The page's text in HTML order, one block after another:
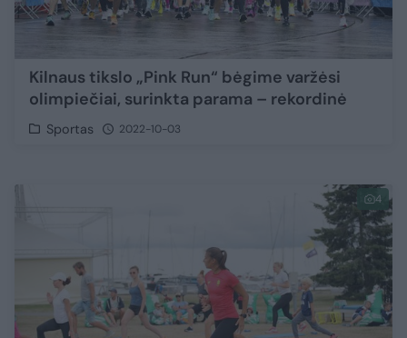
Kilnaus tikslo „Pink Run“ bėgime varžėsi
olimpiečiai, surinkta parama – rekordinė
Sportas 2022-10-03
4